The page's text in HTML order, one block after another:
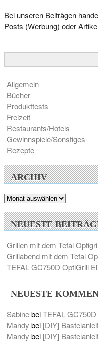
Bei unseren Beiträgen
Posts (Werbung) oder
Allgemein
Bücher
Produkttests
Freizeit
Restaurants/Hotels
Gewinnspiele/Sonstiges
Rezepte
ARCHIV
Archiv
NEUESTE
Grillen mit dem Tefal
Grillabend mit dem Tefal
TEFAL GC750D OptiGrill
NEUESTE
SabinebeiTEFAL
Mandy bei [DIY]
Mandy bei [DIY]